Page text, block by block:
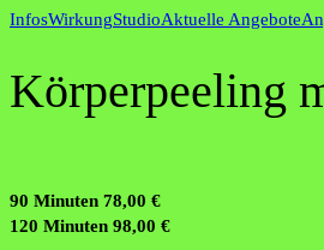
InfosWirkungStudioAktuelle Angebote
Körperpeeling
90 Minuten 78,00 €
120 Minuten 98,00 €